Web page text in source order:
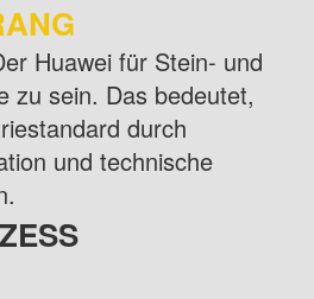
Huawei für Stein- und
zu sein. Das bedeutet,
durch
und technische